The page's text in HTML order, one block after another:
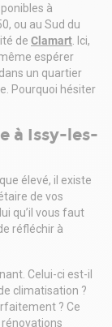
à
ou au Sud du
de Clamart. Ici,
espérer
un quartier
Pourquoi hésiter
à Issy-les-
élevé, il existe
de vos
qu’il vous faut
réfléchir à
Celui-ci est-il
climatisation ?
? Ce